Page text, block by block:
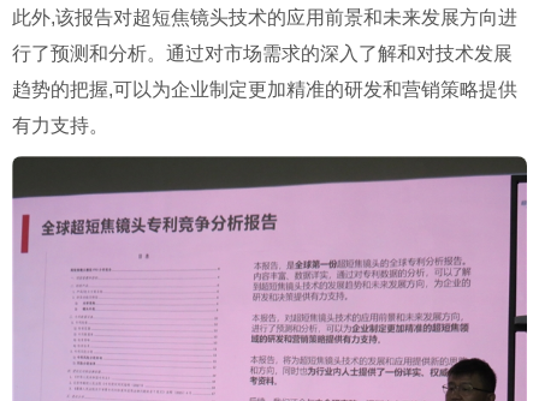
此外,该报告对超短焦镜头技术的应用前景和未来发展方向进
行了预测和分析。通过对市场需求的深入了解和对技术发展
趋势的把握,可以为企业制定更加精准的研发和营销策略提供
有力支持。